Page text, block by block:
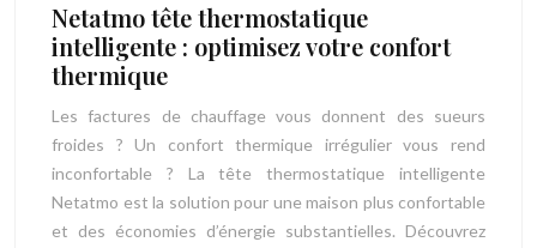
Netatmo tête thermostatique
intelligente : optimisez votre confort
thermique
Les factures de chauffage vous donnent des sueurs
froides ? Un confort thermique irrégulier vous rend
inconfortable ? La tête thermostatique intelligente
Netatmo est la solution pour une maison plus confortable
et des économies d’énergie substantielles. Découvrez